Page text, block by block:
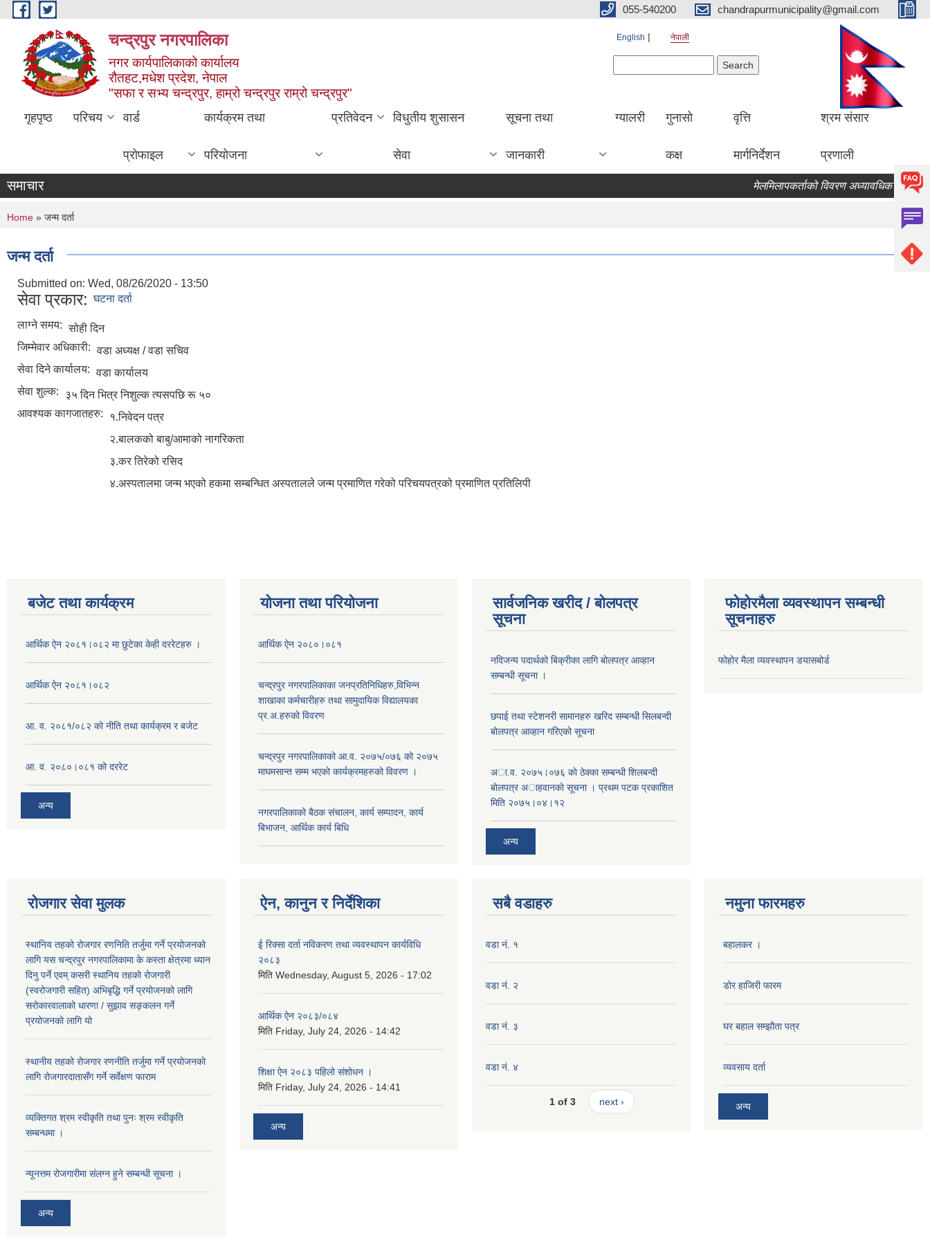
Skip to main content 055-540200 chandrapurmunicipality@gmail.com
चन्द्रपुर नगरपालिका
नगर कार्यपालिकाको कार्यालय
रौतहट,मधेश प्रदेश, नेपाल
"सफा र सभ्य चन्द्रपुर, हाम्रो चन्द्रपुर राम्रो चन्द्रपुर"
English नेपाली
गृहपृष्ठ परिचय वार्ड
प्रोफाइल
कार्यक्रम तथा
परियोजना
प्रतिवेदन विधुतीय शुसासन
सेवा
सूचना तथा
जानकारी
ग्यालरी गुनासो
कक्ष
वृत्ति
मार्गनिर्देशन
श्रम संसार
प्रणाली
समाचार मेलमिलापकर्ताको विवरण अध्यावधिक गर्ने
You are here
Home » जन्म दर्ता
जन्म दर्ता
Submitted on: Wed, 08/26/2020 - 13:50
सेवा प्रकार: घटना दर्ता
लाग्ने समय: सोही दिन
जिम्मेवार अधिकारी: वडा अध्यक्ष / वडा सचिव
सेवा दिने कार्यालय: वडा कार्यालय
सेवा शुल्क:
३५ दिन भित्र निशुल्क त्यसपछि रू ५०
आवश्यक कागजातहरु:
१.निवेदन पत्र
२.बालकको बाबु/आमाको नागरिकता
३.कर तिरेको रसिद
४.अस्पतालमा जन्म भएको हकमा सम्बन्धित अस्पतालले जन्म प्रमाणित गरेको परिचयपत्रको प्रमाणित प्रतिलिपी
बजेट तथा कार्यक्रम
आर्थिक ऐन २०८१।०८२ मा छुटेका केही दररेटहरु ।
आर्थिक ऐन २०८१।०८२
आ. व. २०८१/०८२ को नीति तथा कार्यक्रम र बजेट
आ. व. २०८०।०८१ को दररेट
अन्य
योजना तथा परियोजना
आर्थिक ऐन २०८०।०८१
चन्द्रपुर नगरपालिकाका जनप्रतिनिधिहरु,विभिन्न
शाखाका कर्मचारीहरु तथा सामुदायिक विद्यालयका
प्र.अ.हरुको विवरण
चन्द्रपुर नगरपालिकाको आ.व. २०७५/०७६ को २०७५
माघमसान्त सम्म भएको कार्यक्रमहरुको विवरण ।
नगरपालिकाको बैठक संचालन, कार्य सम्पादन, कार्य
बिभाजन, आर्थिक कार्य बिधि
सार्वजनिक खरीद / बोलपत्र
सूचना
नदिजन्य पदार्थको बिक्रीका लागि बोलपत्र आव्हान
सम्बन्धी सूचना ।
छपाई तथा स्टेशनरी सामानहरु खरिद सम्बन्धी सिलबन्दी
बोलपत्र आव्हान गरिएको सूचना
अा.व. २०७५।०७६ काे ठेक्का सम्बन्धी शिलबन्दी
बाेलपत्र अाहवानकाे सूचना । प्रथम पटक प्रकाशित
मिति २०७५।०४।१२
अन्य
फोहोरमैला व्यवस्थापन सम्बन्धी
सूचनाहरु
फोहोर मैला व्यवस्थापन डयासबोर्ड
रोजगार सेवा मुलक
स्थानिय तहको रोजगार रणनिति तर्जुमा गर्ने प्रयोजनको
लागि यस चन्द्रपुर नगरपालिकामा के कस्ता क्षेत्रमा ध्यान
दिनु पर्ने एवम् कसरी स्थानिय तहको रोजगारी
(स्वरोजगारी सहित) अभिबृद्धि गर्ने प्रयोजनको लागि
सरोकारवालाको धारणा / सुझाव सङ्कलन गर्ने
प्रयोजनको लागि यो
स्थानीय तहको रोजगार रणनीति तर्जुमा गर्ने प्रयोजनको
लागि रोजगारदातासँग गर्ने सर्वेक्षण फाराम
व्यक्तिगत श्रम स्वीकृति तथा पुनः श्रम स्वीकृति
सम्बन्धमा ।
न्यूनत्तम रोजगारीमा संलग्न हुने सम्बन्धी सूचना ।
अन्य
ऐन, कानुन र निर्देशिका
ई रिक्सा दर्ता नविकरण तथा व्यवस्थापन कार्यविधि
२०८३
मिति Wednesday, August 5, 2026 - 17:02
आर्थिक ऐन २०८३/०८४
मिति Friday, July 24, 2026 - 14:42
शिक्षा ऐन २०८३ पहिलो संशोधन ।
मिति Friday, July 24, 2026 - 14:41
अन्य
सबै वडाहरु
वडा नं. १
वडा नं. २
वडा नं. ३
वडा नं. ४
1 of 3 next ›
नमुना फारमहरु
बहालकर ।
डोर हाजिरी फारम
घर बहाल सम्झौता पत्र
व्यवसाय दर्ता
अन्य